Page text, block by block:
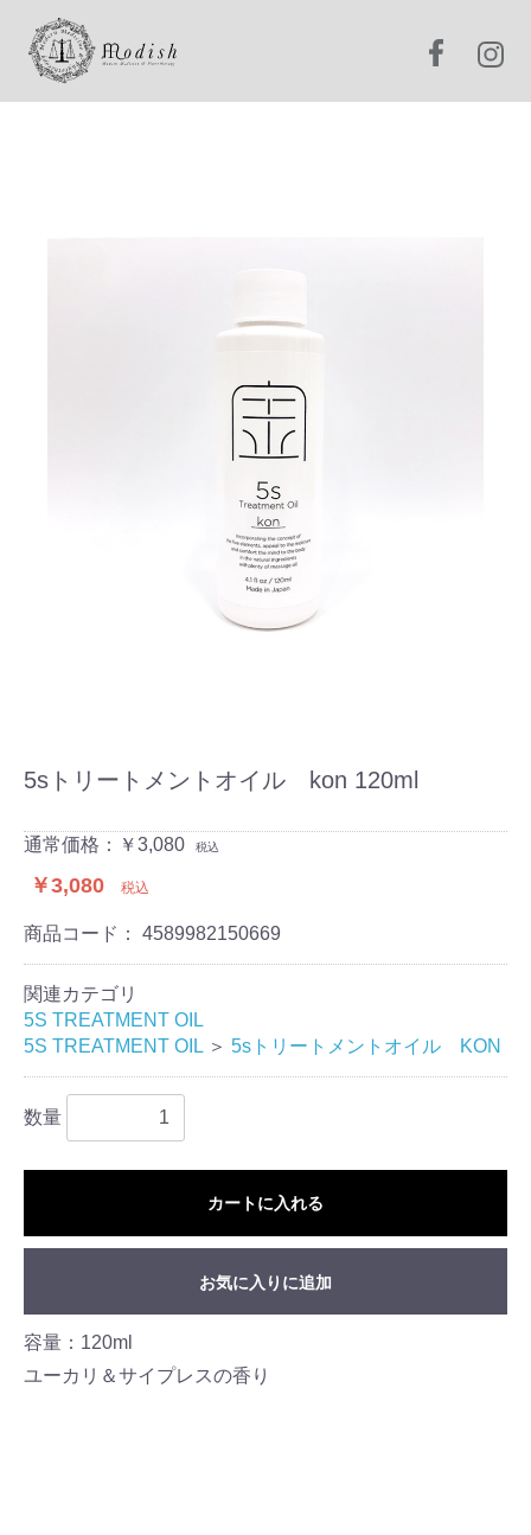
5sトリートメントオイル kon 120ml
通常価格：￥3,080 税込
￥3,080 税込
商品コード： 4589982150669
関連カテゴリ
5S TREATMENT OIL
5S TREATMENT OIL ＞ 5sトリートメントオイル KON
数量
カートに入れる
お気に入りに追加
容量：120ml
ユーカリ＆サイプレスの香り